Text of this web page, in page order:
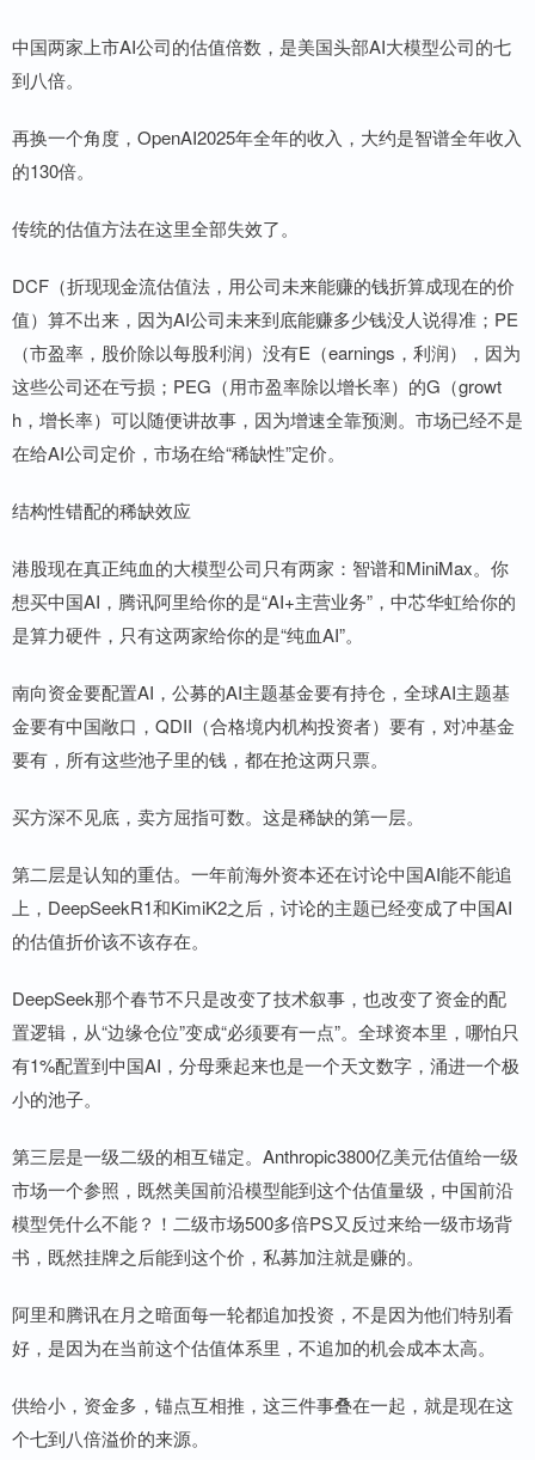
中国两家上市AI公司的估值倍数，是美国头部AI大模型公司的七
到八倍。
再换一个角度，OpenAI2025年全年的收入，大约是智谱全年收入
的130倍。
传统的估值方法在这里全部失效了。
DCF（折现现金流估值法，用公司未来能赚的钱折算成现在的价
值）算不出来，因为AI公司未来到底能赚多少钱没人说得准；PE
（市盈率，股价除以每股利润）没有E（earnings，利润），因为
这些公司还在亏损；PEG（用市盈率除以增长率）的G（growt
h，增长率）可以随便讲故事，因为增速全靠预测。市场已经不是
在给AI公司定价，市场在给“稀缺性”定价。
结构性错配的稀缺效应
港股现在真正纯血的大模型公司只有两家：智谱和MiniMax。你
想买中国AI，腾讯阿里给你的是“AI+主营业务”，中芯华虹给你的
是算力硬件，只有这两家给你的是“纯血AI”。
南向资金要配置AI，公募的AI主题基金要有持仓，全球AI主题基
金要有中国敞口，QDII（合格境内机构投资者）要有，对冲基金
要有，所有这些池子里的钱，都在抢这两只票。
买方深不见底，卖方屈指可数。这是稀缺的第一层。
第二层是认知的重估。一年前海外资本还在讨论中国AI能不能追
上，DeepSeekR1和KimiK2之后，讨论的主题已经变成了中国AI
的估值折价该不该存在。
DeepSeek那个春节不只是改变了技术叙事，也改变了资金的配
置逻辑，从“边缘仓位”变成“必须要有一点”。全球资本里，哪怕只
有1%配置到中国AI，分母乘起来也是一个天文数字，涌进一个极
小的池子。
第三层是一级二级的相互锚定。Anthropic3800亿美元估值给一级
市场一个参照，既然美国前沿模型能到这个估值量级，中国前沿
模型凭什么不能？！二级市场500多倍PS又反过来给一级市场背
书，既然挂牌之后能到这个价，私募加注就是赚的。
阿里和腾讯在月之暗面每一轮都追加投资，不是因为他们特别看
好，是因为在当前这个估值体系里，不追加的机会成本太高。
供给小，资金多，锚点互相推，这三件事叠在一起，就是现在这
个七到八倍溢价的来源。